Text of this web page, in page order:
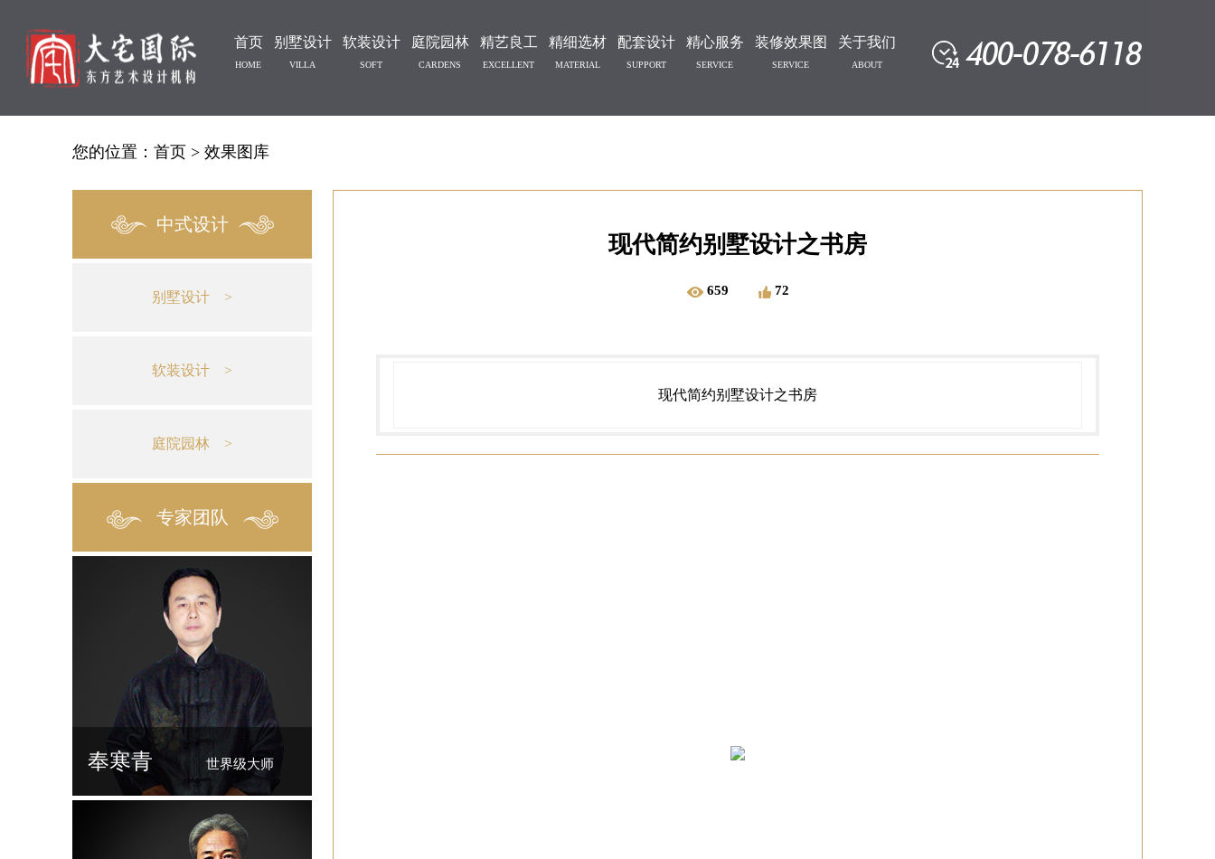
首页
HOME
别墅设计
VILLA
软装设计
SOFT
庭院园林
CARDENS
精艺良工
EXCELLENT
精细选材
MATERIAL
配套设计
SUPPORT
精心服务
SERVICE
装修效果图
SERVICE
关于我们
ABOUT
您的位置： 首页 > 效果图库
中式设计
别墅设计 >
软装设计 >
庭院园林 >
专家团队
奉寒青 世界级大师
现代简约别墅设计之书房
659 72
现代简约别墅设计之书房